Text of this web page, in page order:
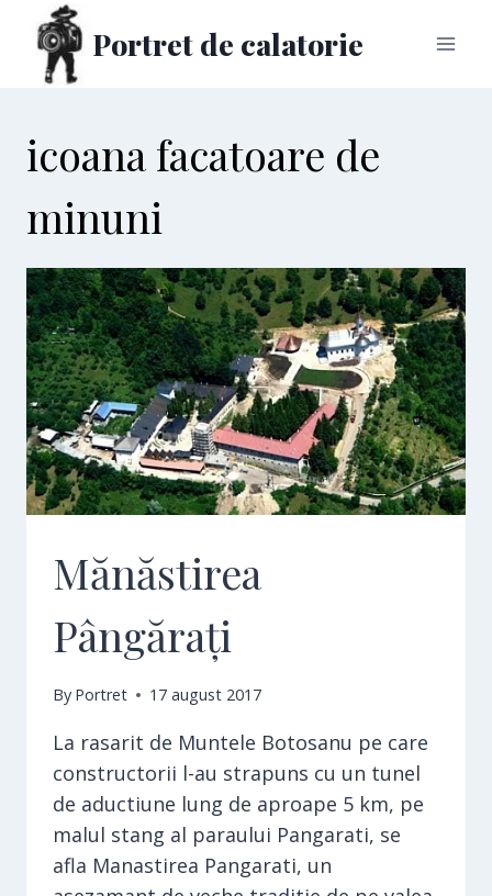
content
Portret de calatorie
icoana facatoare de
minuni
Mănăstirea
Pângărați
By Portret 17 august 2017
La rasarit de Muntele Botosanu pe care
constructorii l-au strapuns cu un tunel
de aductiune lung de aproape 5 km, pe
malul stang al paraului Pangarati, se
afla Manastirea Pangarati, un